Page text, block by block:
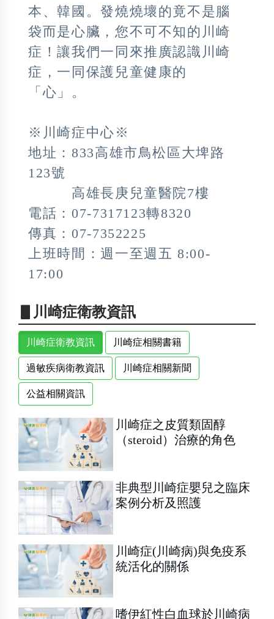
本、韓國。發燒燒壞的竟不是腦
袋而是心臟，您不可不知的川崎
症！讓我們一同來推廣認識川崎
症，一同保護兒童健康的
「心」。
※川崎症中心※
地址：833高雄市鳥松區大埤路
123號
高雄長庚兒童醫院7樓
電話：07-7317123轉8320
傳真：07-7352225
上班時間：週一至週五 8:00-
17:00
▋川崎症衛教資訊
川崎症衛教資訊 川崎症相關書籍
過敏疾病衛教資訊 川崎症相關新聞
公益相關資訊
川崎症之皮質類固醇
（steroid）治療的角色
非典型川崎症嬰兒之臨床
案例分析及照護
川崎症(川崎病)與免疫系
統活化的關係
嗜伊紅性白血球於川崎病